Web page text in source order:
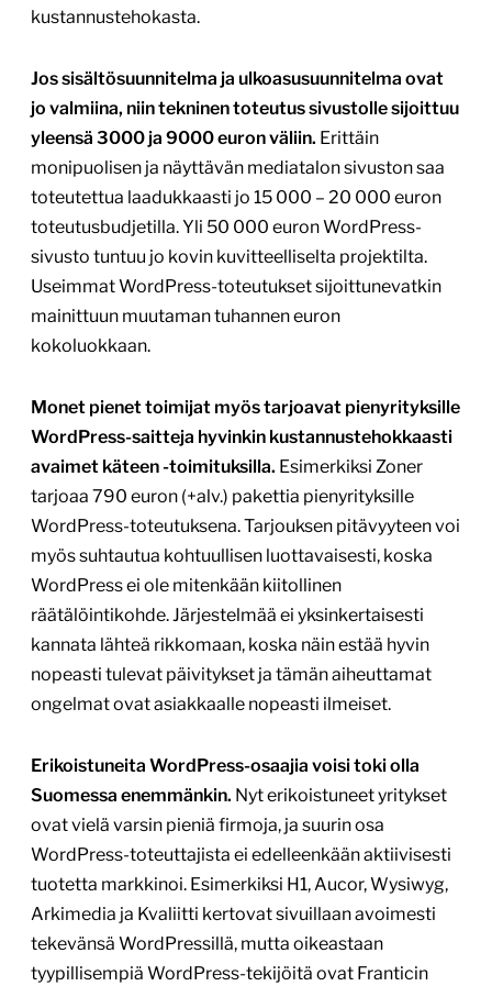
kustannustehokasta.
Jos sisältösuunnitelma ja ulkoasusuunnitelma ovat
jo valmiina, niin tekninen toteutus sivustolle sijoittuu
yleensä 3000 ja 9000 euron väliin. Erittäin
monipuolisen ja näyttävän mediatalon sivuston saa
toteutettua laadukkaasti jo 15 000 – 20 000 euron
toteutusbudjetilla. Yli 50 000 euron WordPress-
sivusto tuntuu jo kovin kuvitteelliselta projektilta.
Useimmat WordPress-toteutukset sijoittunevatkin
mainittuun muutaman tuhannen euron
kokoluokkaan.
Monet pienet toimijat myös tarjoavat pienyrityksille
WordPress-saitteja hyvinkin kustannustehokkaasti
avaimet käteen -toimituksilla. Esimerkiksi Zoner
tarjoaa 790 euron (+alv.) pakettia pienyrityksille
WordPress-toteutuksena. Tarjouksen pitävyyteen voi
myös suhtautua kohtuullisen luottavaisesti, koska
WordPress ei ole mitenkään kiitollinen
räätälöintikohde. Järjestelmää ei yksinkertaisesti
kannata lähteä rikkomaan, koska näin estää hyvin
nopeasti tulevat päivitykset ja tämän aiheuttamat
ongelmat ovat asiakkaalle nopeasti ilmeiset.
Erikoistuneita WordPress-osaajia voisi toki olla
Suomessa enemmänkin. Nyt erikoistuneet yritykset
ovat vielä varsin pieniä firmoja, ja suurin osa
WordPress-toteuttajista ei edelleenkään aktiivisesti
tuotetta markkinoi. Esimerkiksi H1, Aucor, Wysiwyg,
Arkimedia ja Kvaliitti kertovat sivuillaan avoimesti
tekevänsä WordPressillä, mutta oikeastaan
tyypillisempiä WordPress-tekijöitä ovat Franticin